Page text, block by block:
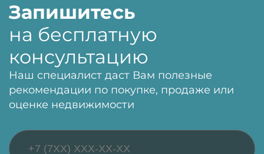
Запишитесь
на бесплатную
консультацию
Наш специалист даст Вам полезные
рекомендации по покупке, продаже или
оценке недвижимости